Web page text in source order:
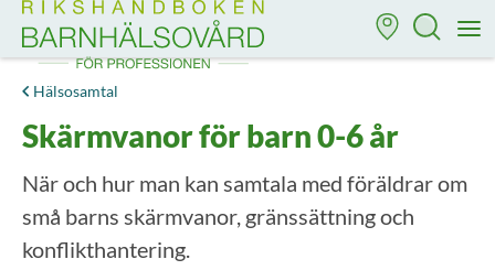
Till startsidan för Rikshandboken i barnhälsovård
Hälsosamtal
Skärmvanor för barn 0-6 år
När och hur man kan samtala med föräldrar om
små barns skärmvanor, gränssättning och
konflikthantering.